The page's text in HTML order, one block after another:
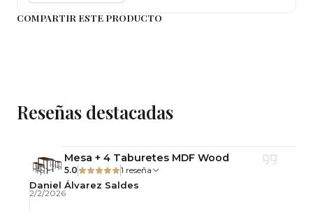
Terminación y color
Limpiar con un paño suave seco o levemente
Para conservar mejor el rattan, se recomienda
secar completamente tras la limpieza y
resguardar bajo techo en periodos prolongados
COMPARTIR ESTE PRODUCTO
Reseñas destacadas
Mesa + 4 Taburetes MDF Wood
5.0 1 reseña
Daniel Álvarez Saldes
2/2/2026